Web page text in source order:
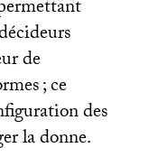
de
; ce
des
la donne.